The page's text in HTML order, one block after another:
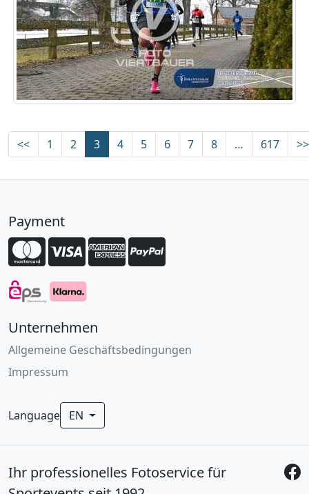
<< 1 2 3 4 5 6 7 8 … 617 >>
Payment
Unternehmen
Allgemeine Geschäftsbedingungen
Impressum
Language EN
Ihr professionelles Fotoservice für